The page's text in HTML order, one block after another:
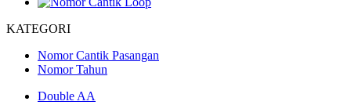
KATEGORI
Nomor Cantik Pasangan
Nomor Tahun
Double AA